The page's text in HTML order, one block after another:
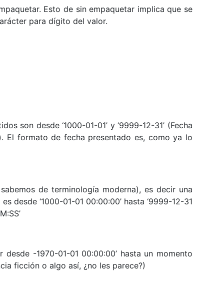
Esto de sin empaquetar implica que se
para dígito del valor.
son desde ‘1000-01-01’ y ‘9999-12-31’ (Fecha
El formato de fecha presentado es, como ya lo
de terminología moderna), es decir una
desde ‘1000-01-01 00:00:00’ hasta ‘9999-12-31
-1970-01-01 00:00:00’ hasta un momento
ficción o algo así, ¿no les parece?)